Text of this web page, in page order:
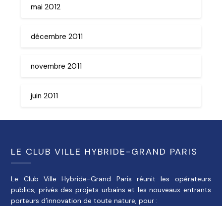
mai 2012
décembre 2011
novembre 2011
juin 2011
LE CLUB VILLE HYBRIDE-GRAND PARIS
Le Club Ville Hybride-Grand Paris réunit les opérateurs
publics, privés des projets urbains et les nouveaux entrants
porteurs d’innovation de toute nature, pour :